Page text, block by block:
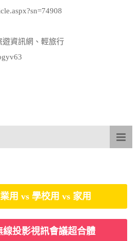
資訊網、輕旅行
用 vs 學校用 vs 家用
線投影視訊會議超合體